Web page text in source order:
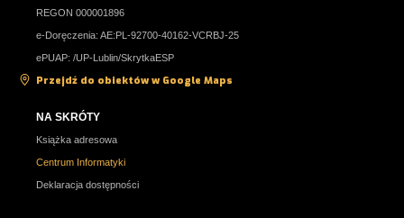
REGON 000001896
e-Doręczenia: AE:PL-92700-40162-VCRBJ-25
ePUAP: /UP-Lublin/SkrytkaESP
Przejdź do obiektów w Google Maps
NA SKRÓTY
Książka adresowa
Centrum Informatyki
Deklaracja dostępności